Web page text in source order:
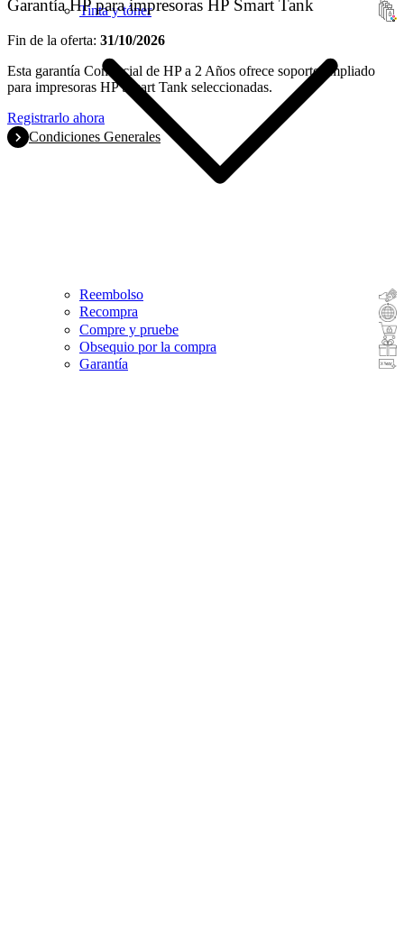
Tinta y tóner
Reembolso
Recompra
Compre y pruebe
Obsequio por la compra
Garantía
Garantía HP para impresoras HP Smart Tank
Fin de la oferta: 31/10/2026
Esta garantía Comercial de HP a 2 Años ofrece soporte ampliado
para impresoras HP Smart Tank seleccionadas.
Registrarlo ahora
Condiciones Generales